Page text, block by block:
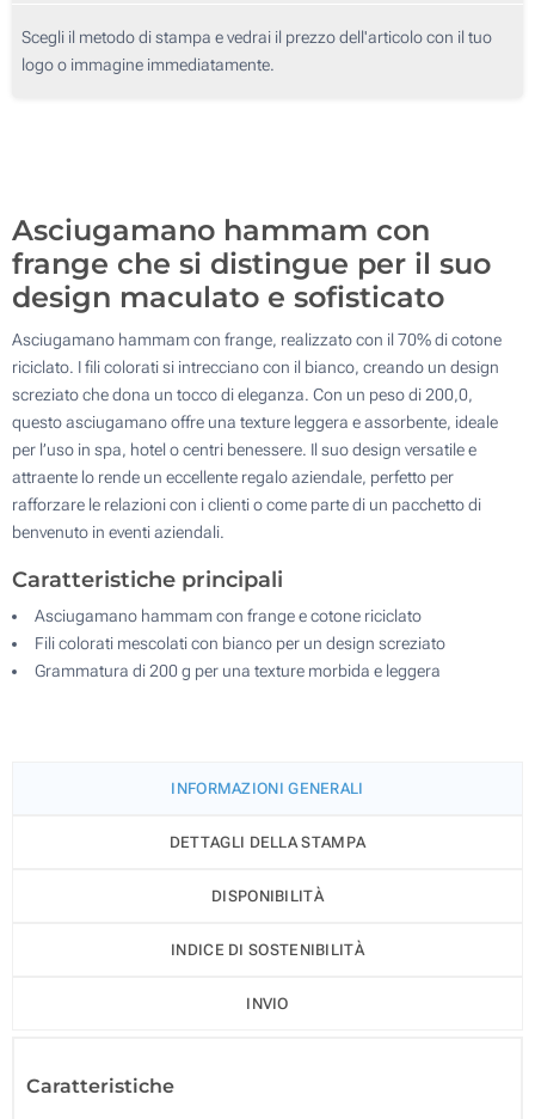
25
50
Scegli il metodo di stampa e vedrai il prezzo dell'articolo con il tuo
logo o immagine immediatamente.
Asciugamano hammam con
frange che si distingue per il suo
design maculato e sofisticato
Asciugamano hammam con frange, realizzato con il 70% di cotone
riciclato. I fili colorati si intrecciano con il bianco, creando un design
screziato che dona un tocco di eleganza. Con un peso di 200,0,
questo asciugamano offre una texture leggera e assorbente, ideale
per l’uso in spa, hotel o centri benessere. Il suo design versatile e
attraente lo rende un eccellente regalo aziendale, perfetto per
rafforzare le relazioni con i clienti o come parte di un pacchetto di
benvenuto in eventi aziendali.
Caratteristiche principali
Asciugamano hammam con frange e cotone riciclato
Fili colorati mescolati con bianco per un design screziato
Grammatura di 200 g per una texture morbida e leggera
INFORMAZIONI GENERALI
DETTAGLI DELLA STAMPA
DISPONIBILITÀ
INDICE DI SOSTENIBILITÀ
INVIO
Caratteristiche